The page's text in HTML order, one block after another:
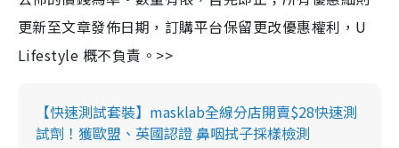
更新至文章發佈日期，訂購平台保留更改優惠權利，U
Lifestyle 概不負責。>>
【快速測試套裝】masklab全線分店開賣$28快速測
試劑！獲歐盟、英國認證 鼻咽拭子採樣檢測